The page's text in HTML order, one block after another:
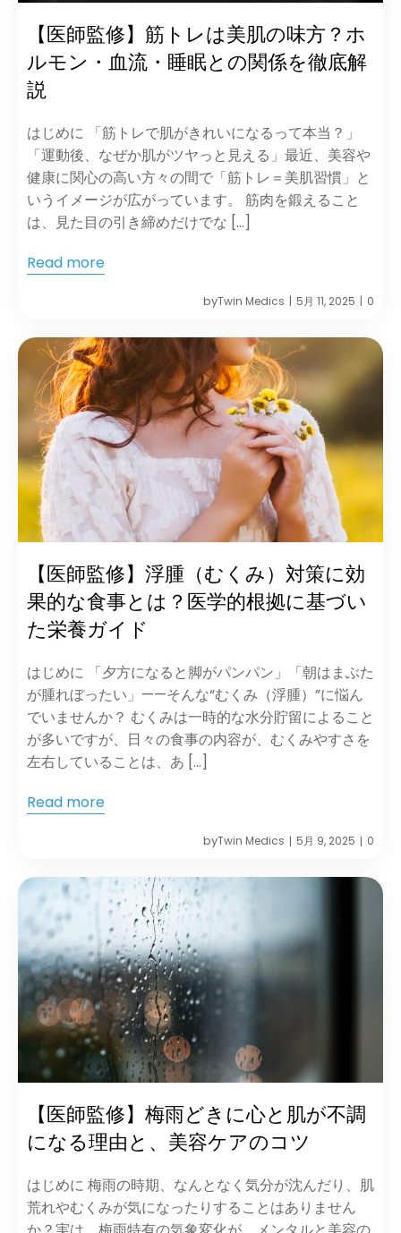
【医師監修】筋トレは美肌の味方？ホ
ルモン・血流・睡眠との関係を徹底解
説
はじめに 「筋トレで肌がきれいになるって本当？」
「運動後、なぜか肌がツヤっと見える」最近、美容や
健康に関心の高い方々の間で「筋トレ＝美肌習慣」と
いうイメージが広がっています。 筋肉を鍛えること
は、見た目の引き締めだけでな […]
Read more
byTwin Medics | 5月 11, 2025 | 0
【医師監修】浮腫（むくみ）対策に効
果的な食事とは？医学的根拠に基づい
た栄養ガイド
はじめに 「夕方になると脚がパンパン」「朝はまぶた
が腫れぼったい」——そんな“むくみ（浮腫）”に悩ん
でいませんか？ むくみは一時的な水分貯留によること
が多いですが、日々の食事の内容が、むくみやすさを
左右していることは、あ […]
Read more
byTwin Medics | 5月 9, 2025 | 0
【医師監修】梅雨どきに心と肌が不調
になる理由と、美容ケアのコツ
はじめに 梅雨の時期、なんとなく気分が沈んだり、肌
荒れやむくみが気になったりすることはありません